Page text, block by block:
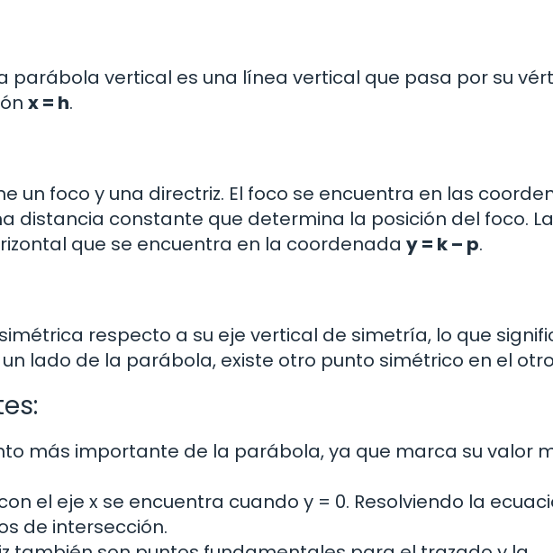
parábola vertical es una línea vertical que pasa por su
x = h.
un foco y una directriz. El foco se encuentra en las
distancia constante que determina la posición del foco. La
que se encuentra en la coordenada y = k – p.
respecto a su eje vertical de simetría, lo que
lado de la parábola, existe otro punto simétrico en el
más importante de la parábola, ya que marca su valor
el eje x se encuentra cuando y = 0. Resolviendo la
de intersección.